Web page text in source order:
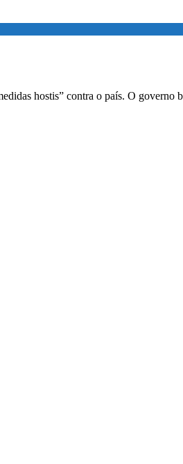
hostis” contra o país. O governo